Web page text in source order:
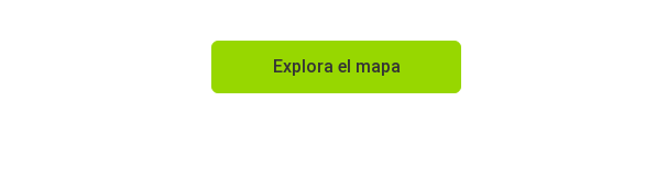
Explora el mapa